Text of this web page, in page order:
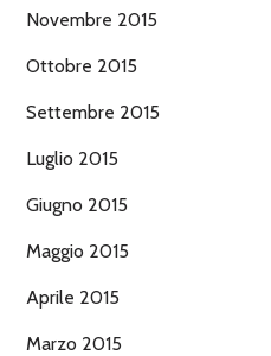
Novembre 2015
Ottobre 2015
Settembre 2015
Luglio 2015
Giugno 2015
Maggio 2015
Aprile 2015
Marzo 2015